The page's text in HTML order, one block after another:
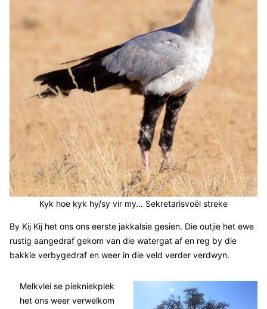
Kyk hoe kyk hy/sy vir my… Sekretarisvoël streke
By Kij Kij het ons ons eerste jakkalsie gesien. Die outjie het ewe
rustig aangedraf gekom van die watergat af en reg by die
bakkie verbygedraf en weer in die veld verder verdwyn.
Melkvlei se piekniekplek
het ons weer verwelkom